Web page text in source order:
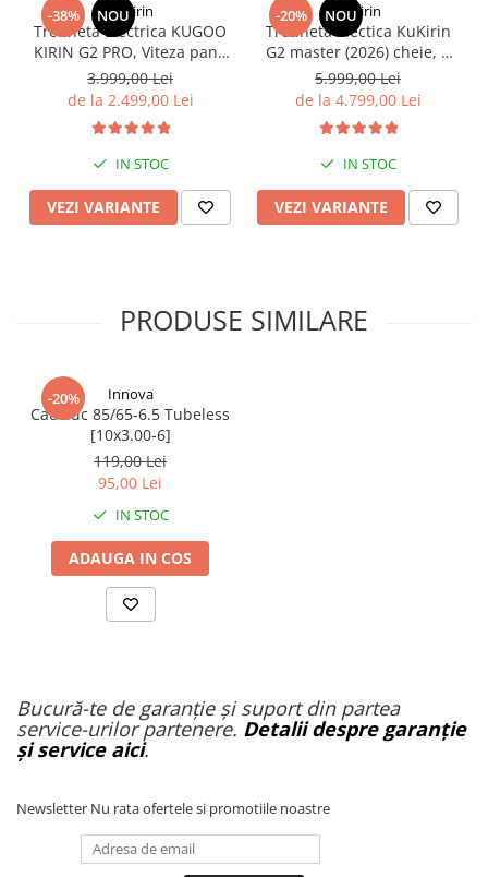
-38% NOU
KuKirin
Trotineta Electrica KUGOO
KIRIN G2 PRO, Viteza pana
la 45km/h, Autonomie
55Km, Motor 600W, 48V
15Ah
3.999,00 Lei
de la 2.499,00 Lei
IN STOC
VEZI VARIANTE
-20% NOU
KuKirin
Trotineta electica KuKirin
G2 master (2026) cheie, 2
motoare 2*1000W,
Autonomie 70km, Baterie
52V 20, 8 A.
5.999,00 Lei
de la 4.799,00 Lei
IN STOC
VEZI VARIANTE
PRODUSE SIMILARE
-20% Innova
Cauciuc 85/65-6.5 Tubeless
[10x3.00-6]
119,00 Lei
95,00 Lei
IN STOC
ADAUGA IN COS
Bucură-te de garanție și suport din partea
service-urilor partenere. Detalii despre garanție
și service aici.
Newsletter Nu rata ofertele si promotiile noastre